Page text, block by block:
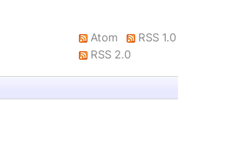
Atom
RSS 1.0
RSS 2.0